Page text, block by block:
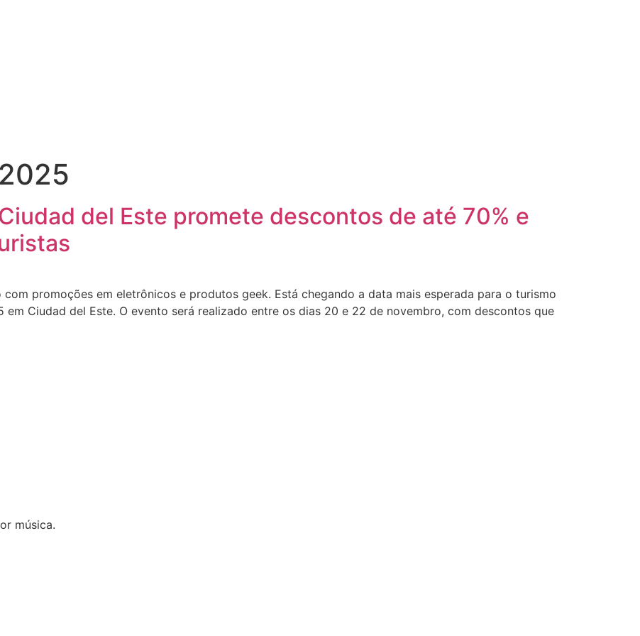
del Este promete descontos de até 70% e
promoções em eletrônicos e produtos geek. Está chegando a data mais esperada para o turismo
em Ciudad del Este. O evento será realizado entre os dias 20 e 22 de novembro, com descontos que
música.